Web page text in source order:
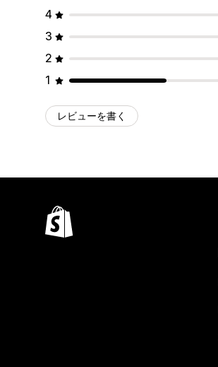
4
3
2
1
レビューを書く